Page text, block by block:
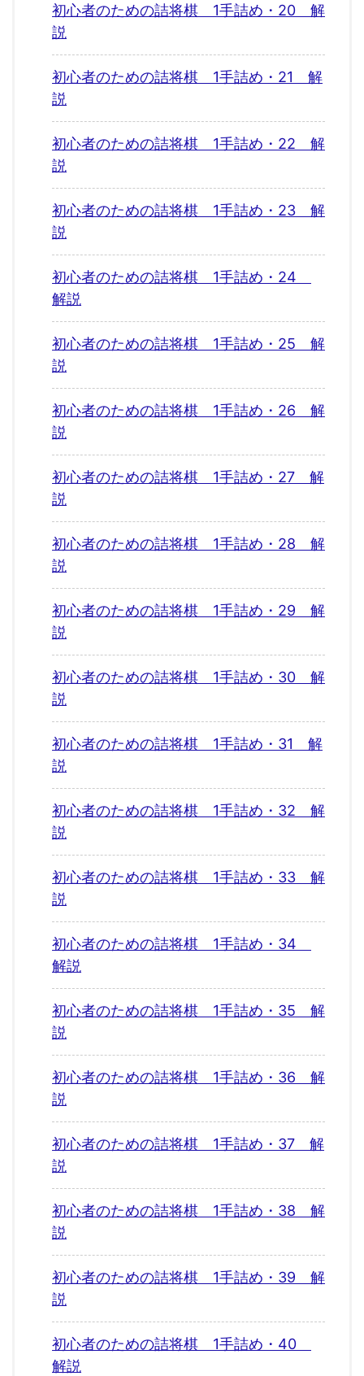
初心者のための詰将棋 1手詰め・20 解
説
初心者のための詰将棋 1手詰め・21 解
説
初心者のための詰将棋 1手詰め・22 解
説
初心者のための詰将棋 1手詰め・23 解
説
初心者のための詰将棋 1手詰め・24
解説
初心者のための詰将棋 1手詰め・25 解
説
初心者のための詰将棋 1手詰め・26 解
説
初心者のための詰将棋 1手詰め・27 解
説
初心者のための詰将棋 1手詰め・28 解
説
初心者のための詰将棋 1手詰め・29 解
説
初心者のための詰将棋 1手詰め・30 解
説
初心者のための詰将棋 1手詰め・31 解
説
初心者のための詰将棋 1手詰め・32 解
説
初心者のための詰将棋 1手詰め・33 解
説
初心者のための詰将棋 1手詰め・34
解説
初心者のための詰将棋 1手詰め・35 解
説
初心者のための詰将棋 1手詰め・36 解
説
初心者のための詰将棋 1手詰め・37 解
説
初心者のための詰将棋 1手詰め・38 解
説
初心者のための詰将棋 1手詰め・39 解
説
初心者のための詰将棋 1手詰め・40
解説